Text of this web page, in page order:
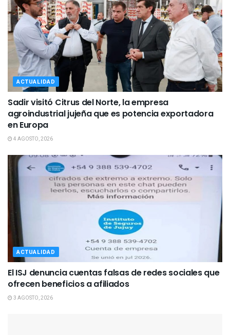
ACTUALIDAD
Sadir visitó Citrus del Norte, la empresa
agroindustrial jujeña que es potencia exportadora
en Europa
4 AGOSTO, 2026
ACTUALIDAD
El ISJ denuncia cuentas falsas de redes sociales que
ofrecen beneficios a afiliados
3 AGOSTO, 2026